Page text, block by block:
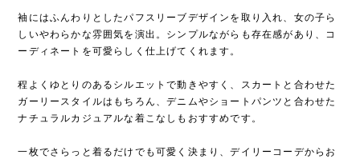
袖にはふんわりとしたパフスリーブデザインを取り入れ、女の子ら
しいやわらかな雰囲気を演出。シンプルながらも存在感があり、コ
ーディネートを可愛らしく仕上げてくれます。
程よくゆとりのあるシルエットで動きやすく、スカートと合わせた
ガーリースタイルはもちろん、デニムやショートパンツと合わせた
ナチュラルカジュアルな着こなしもおすすめです。
一枚でさらっと着るだけでも可愛く決まり、デイリーコーデからお